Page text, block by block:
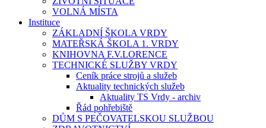
VOLNÁ MÍSTA
Instituce
ZÁKLADNÍ ŠKOLA VRDY
MATEŘSKÁ ŠKOLA 1. VRDY
KNIHOVNA F.V.LORENCE
TECHNICKÉ SLUŽBY VRDY
Ceník práce strojů a služeb
Aktuality technických služeb
Aktuality TS Vrdy - archiv
Řád pohřebiště
DŮM S PEČOVATELSKOU SLUŽBOU